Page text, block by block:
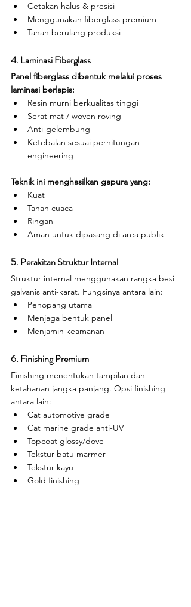
Cetakan halus & presisi
Menggunakan fiberglass premium
Tahan berulang produksi
4. Laminasi Fiberglass
Panel fiberglass dibentuk melalui proses
laminasi berlapis:
Resin murni berkualitas tinggi
Serat mat / woven roving
Anti-gelembung
Ketebalan sesuai perhitungan
engineering
Teknik ini menghasilkan gapura yang:
Kuat
Tahan cuaca
Ringan
Aman untuk dipasang di area publik
5. Perakitan Struktur Internal
Struktur internal menggunakan rangka besi
galvanis anti-karat. Fungsinya antara lain:
Penopang utama
Menjaga bentuk panel
Menjamin keamanan
6. Finishing Premium
Finishing menentukan tampilan dan
ketahanan jangka panjang. Opsi finishing
antara lain:
Cat automotive grade
Cat marine grade anti-UV
Topcoat glossy/dove
Tekstur batu marmer
Tekstur kayu
Gold finishing